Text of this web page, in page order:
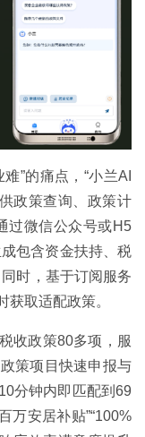
”的痛点，“小兰AI
政策查询、政策计
过微信公众号或H5
包含资金扶持、税
时，基于订阅服务
获取适配政策。
收政策80多项，服
策项目快速申报与
分钟内即匹配到69
万安居补贴”“100%